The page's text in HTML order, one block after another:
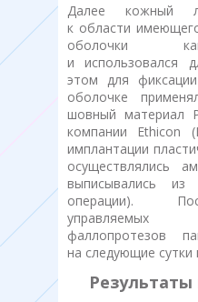
Далее кожный
к области
оболочки
и использовался
этом для
оболочке
шовный материал
компании Ethicon
имплантации
осуществлялись
выписывались
операции).
управляемых
фаллопротезов
на следующие сутки
Результаты